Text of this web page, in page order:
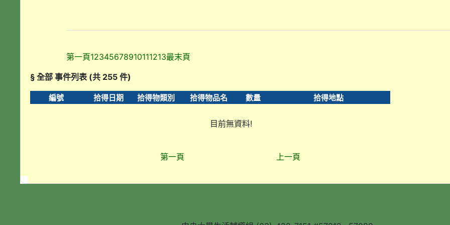
第一頁12345678910111213最末頁
§ 全部 事件列表 (共 255 件)
編號 拾得日期 拾得物類別 拾得物品名 數量 拾得地點
目前無資料!
第一頁 上一頁